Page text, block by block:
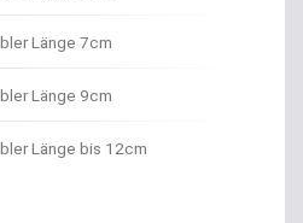
Länge 7cm
Länge 9cm
Länge bis 12cm